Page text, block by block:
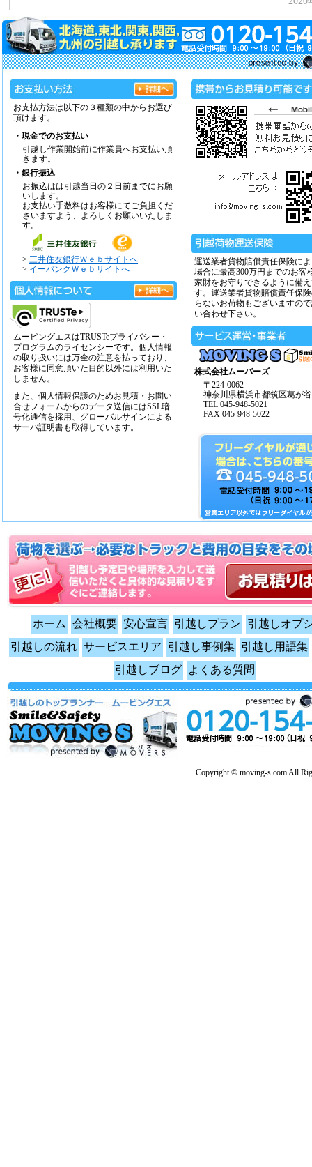
お支払方法は以下の３種類の中からお選び
頂けます。
・現金でのお支払い
引越し作業開始前に作業員へお支払い頂
きます。
・銀行振込
お振込はは引越当日の２日前までにお願
いします。
お支払い手数料はお客様にてご負担くだ
さいますよう、よろしくお願いいたしま
す。
> 三井住友銀行Ｗｅｂサイトへ
> イーバンクＷｅｂサイトへ
ムービングエスはTRUSTeプライバシー・
プログラムのライセンシーです。個人情報
の取り扱いには万全の注意を払っており、
お客様に同意頂いた目的以外には利用いた
しません。
また、個人情報保護のためお見積・お問い
合せフォームからのデータ送信にはSSL暗
号化通信を採用、グローバルサインによる
サーバ証明書も取得しています。
運送業者貨物賠償責任保険に
場合に最高300万円までのお客
家財をお守りできるように備
す。運送業者貨物賠償責任保
らないお荷物もございますの
い合わせ下さい。
株式会社ムーバーズ
〒224-0062
神奈川県横浜市都筑区葛が
TEL 045-948-5021
FAX 045-948-5022
ホーム 会社概要 安心宣言 引越しプラン
引越しオプ
引越しの流れ サービスエリア 引越し事例集 引越し用語集
引越しブログ
よくある質問
Copyright © moving-s.com All